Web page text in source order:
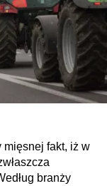
fakt, iż w
branży